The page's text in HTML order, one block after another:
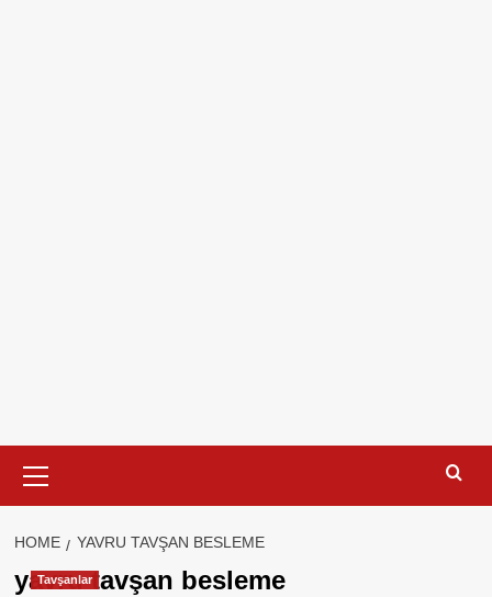
Menu
HOME YAVRU TAVŞAN BESLEME
yavru tavşan besleme
Tavşanlar